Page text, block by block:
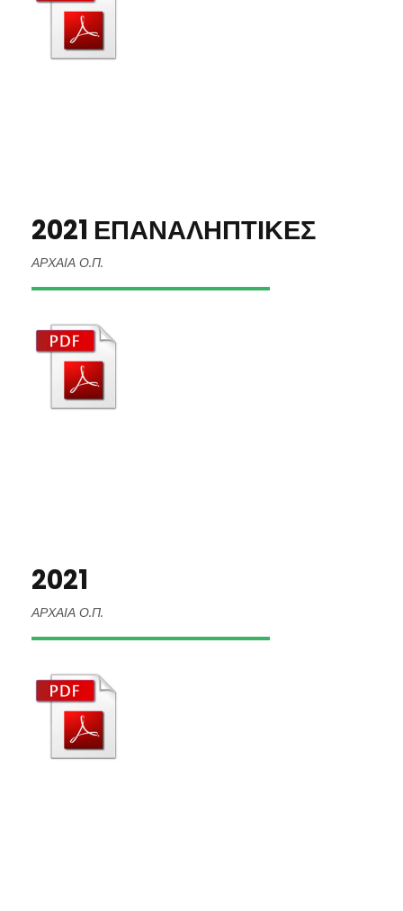
2021 ΕΠΑΝΑΛΗΠΤΙΚΕΣ
ΑΡΧΑΙΑ Ο.Π.
2021
ΑΡΧΑΙΑ Ο.Π.